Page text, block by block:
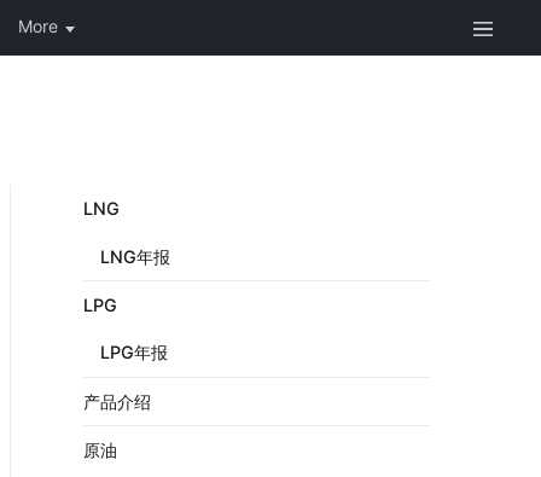
LNG
LNG年报
LPG
LPG年报
产品介绍
原油